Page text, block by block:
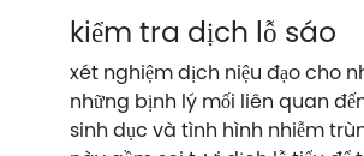
kiểm tra dịch lỗ sáo
xét nghiệm dịch niệu đạo cho
những bịnh lý mối liên quan
sinh dục và tình hình nhiễm